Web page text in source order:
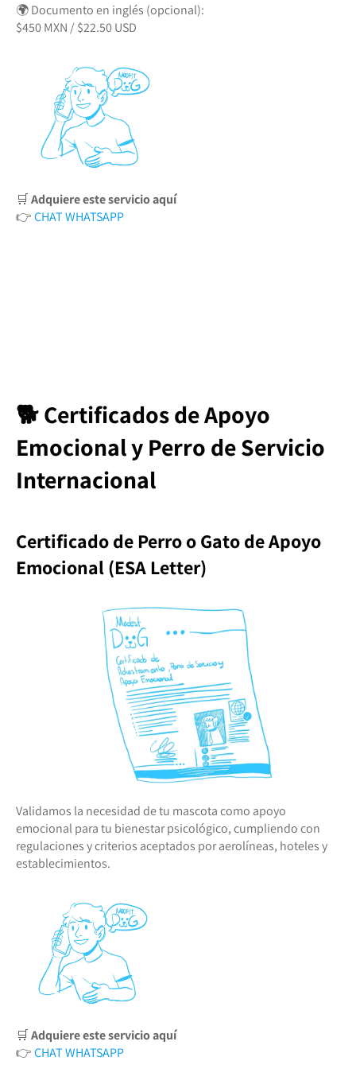
🌍 Documento en inglés (opcional):
$450 MXN / $22.50 USD
🛒Adquiere este servicio aquí
👉CHAT WHATSAPP
🐕 Certificados de Apoyo
Emocional y Perro de Servicio
Internacional
Certificado de Perro o Gato de Apoyo
Emocional (ESA Letter)
Validamos la necesidad de tu mascota como apoyo
emocional para tu bienestar psicológico, cumpliendo con
regulaciones y criterios aceptados por aerolíneas, hoteles y
establecimientos.
🛒Adquiere este servicio aquí
👉CHAT WHATSAPP